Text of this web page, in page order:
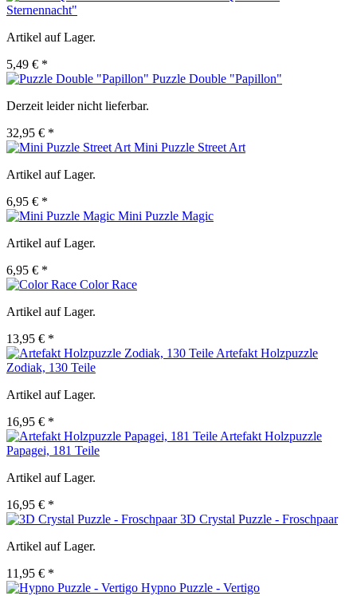
Sternennacht"
Artikel auf Lager.
5,49 € *
Puzzle Double "Papillon"
Derzeit leider nicht lieferbar.
32,95 € *
Mini Puzzle Street Art
Artikel auf Lager.
6,95 € *
Mini Puzzle Magic
Artikel auf Lager.
6,95 € *
Color Race
Artikel auf Lager.
13,95 € *
Artefakt Holzpuzzle
Zodiak, 130 Teile
Artikel auf Lager.
16,95 € *
Artefakt Holzpuzzle
Papagei, 181 Teile
Artikel auf Lager.
16,95 € *
3D Crystal Puzzle - Froschpaar
Artikel auf Lager.
11,95 € *
Hypno Puzzle - Vertigo